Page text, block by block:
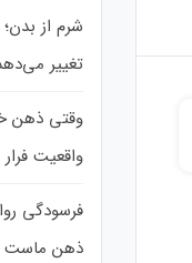
قاطعیت چیست و چگونه
قاطعانه داشته باشیم
شرم از بدن؛
تغییر
وقتی ذهن
واقعیت
فرسودگی
ذهن ماست